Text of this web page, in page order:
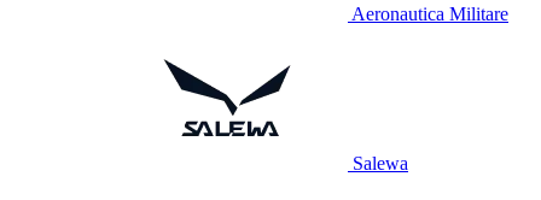
Aeronautica Militare
Salewa